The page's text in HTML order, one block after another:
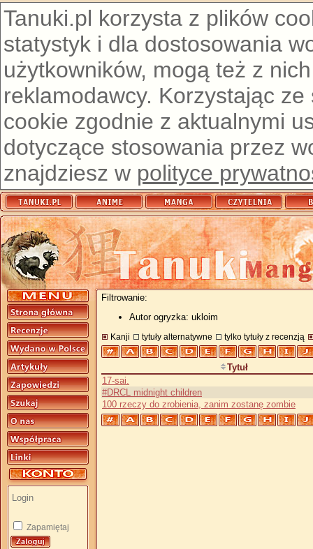
Tanuki.pl korzysta z plików
statystyk i dla dostosowania
użytkowników, mogą też z
reklamodawcy. Korzystając
cookie zgodnie z aktualnymi
dotyczące stosowania przez
znajdziesz w polityce
Zapamiętaj
Filtrowanie:
Autor ogryzka: ukloim
Kanji tytuły alternatywne tylko tytuły z recenzją
Tytuł
17-sai.
#DRCL midnight children
100 rzeczy do zrobienia, zanim zostanę zombie